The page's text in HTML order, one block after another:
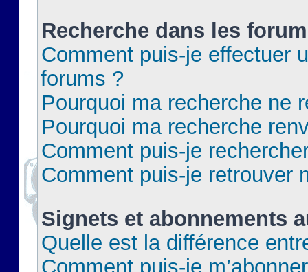
Recherche dans les
Comment puis-je effectuer
forums ?
Pourquoi ma recherche ne
Pourquoi ma recherche
Comment puis-je
Comment puis-je retrouver
Signets et abonnements
Quelle est la différence
Comment puis-je